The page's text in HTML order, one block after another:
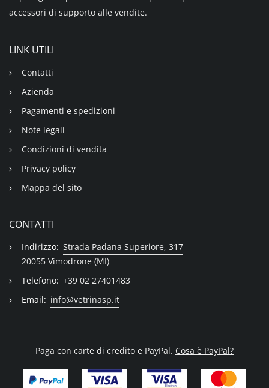
accessori di supporto alle vendite.
LINK UTILI
Contatti
Azienda
Pagamenti e spedizioni
Note legali
Condizioni di vendita
Privacy policy
Mappa del sito
CONTATTI
Indirizzo: Strada Padana Superiore, 317
20055 Vimodrone (MI)
Telefono: +39 02 27401483
Email: info@vetrinasp.it
Paga con carte di credito e PayPal. Cosa è PayPal?